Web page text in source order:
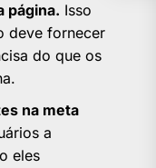
página. Isso
deve fornecer
do que os
na meta
a
eles